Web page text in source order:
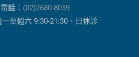
話： (02)2680-8059
至週六 9:30-21:30、日休診